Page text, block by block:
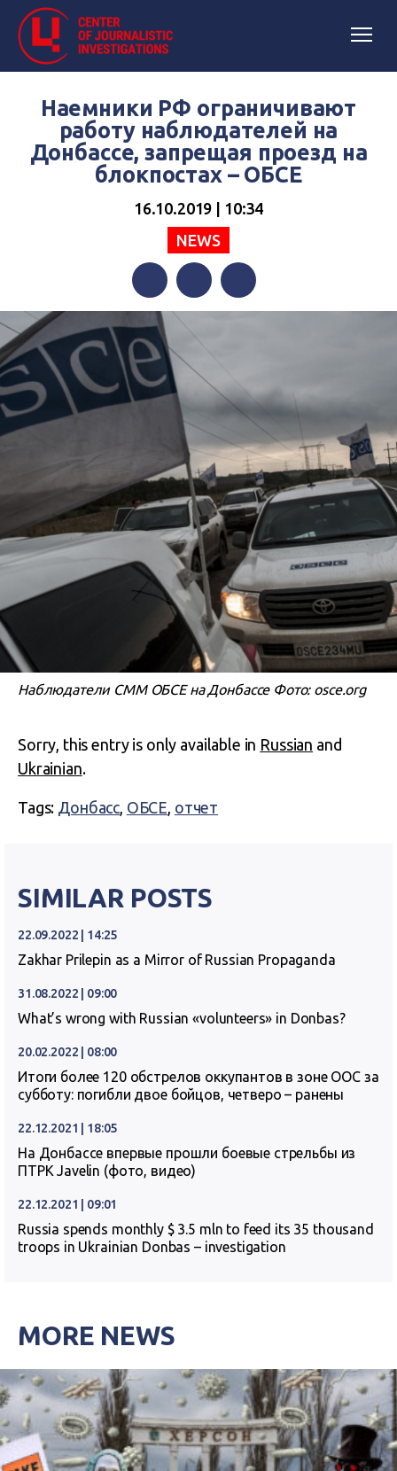
Наемники РФ ограничивают
работу наблюдателей на
Донбассе, запрещая проезд на
блокпостах – ОБСЕ
16.10.2019 | 10:34
NEWS
FacebookTwitterTelegram
Наблюдатели СММ ОБСЕ на Донбассе Фото: osce.org
Sorry, this entry is only available in Russian and
Ukrainian.
Tags: Донбасс, ОБСЕ, отчет
SIMILAR POSTS
22.09.2022 | 14:25
Zakhar Prilepin as a Mirror of Russian Propaganda
31.08.2022 | 09:00
What’s wrong with Russian «volunteers» in Donbas?
20.02.2022 | 08:00
Итоги более 120 обстрелов оккупантов в зоне ООС за
субботу: погибли двое бойцов, четверо – ранены
22.12.2021 | 18:05
На Донбассе впервые прошли боевые стрельбы из
ПТРК Javelin (фото, видео)
22.12.2021 | 09:01
Russia spends monthly $ 3.5 mln to feed its 35 thousand
troops in Ukrainian Donbas – investigation
MORE NEWS